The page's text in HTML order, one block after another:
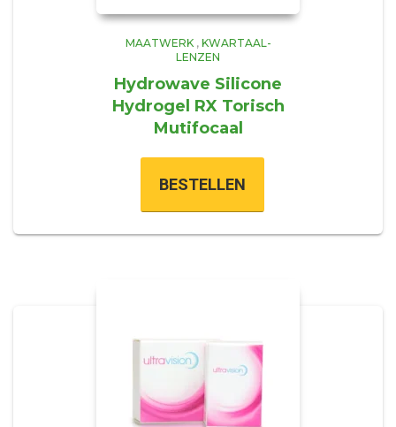
MAATWERK, KWARTAAL-
LENZEN
Hydrowave Silicone
Hydrogel RX Torisch
Mutifocaal
BESTELLEN